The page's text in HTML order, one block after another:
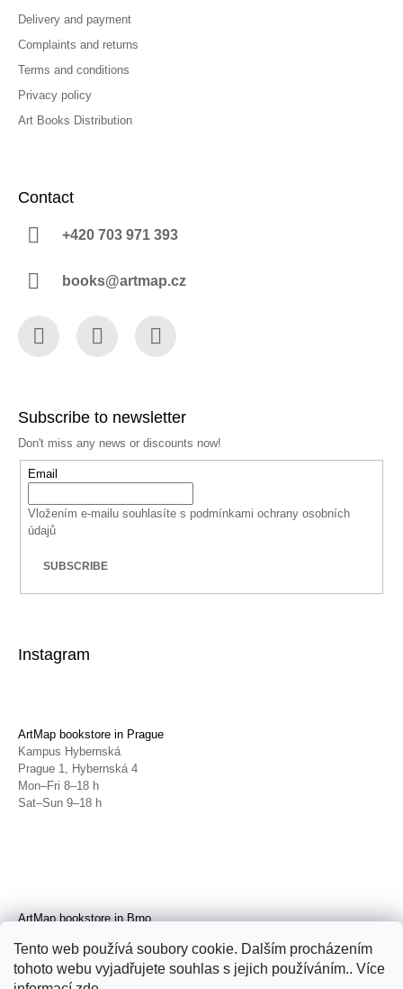
Tento web používá soubory cookie. Dalším procházením
tohoto webu vyjadřujete souhlas s jejich používáním.. Více
Delivery and payment
Complaints and returns
Terms and conditions
Privacy policy
Art Books Distribution
Contact
+420 703 971 393
books@artmap.cz
Subscribe to newsletter
Don't miss any news or discounts now!
Email
Vložením e-mailu souhlasíte s podmínkami ochrany osobních
údajů
SUBSCRIBE
Instagram
ArtMap bookstore in Prague
Kampus Hybernská
Prague 1, Hybernská 4
Mon–Fri 8–18 h
Sat–Sun 9–18 h
ArtMap bookstore in Brno
Brno, Radnická 4
Tue–Fri 11–19 h